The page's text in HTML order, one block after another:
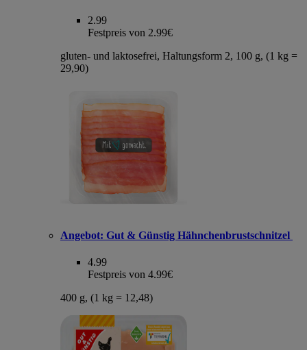
2.99
Festpreis von 2.99€
gluten- und laktosefrei, Haltungsform 2, 100 g, (1 kg =
29,90)
Angebot: Gut & Günstig Hähnchenbrustschnitzel
4.99
Festpreis von 4.99€
400 g, (1 kg = 12,48)